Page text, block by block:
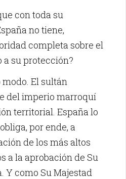
con toda su
no tiene,
completa sobre el
su protección?
El sultán
del imperio marroquí
territorial. España lo
por ende, a
de los más altos
a la aprobación de Su
Y como Su Majestad